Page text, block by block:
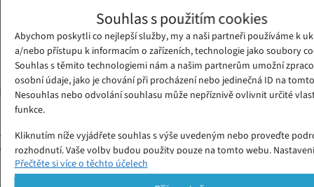
Souhlas s použitím cookies
Abychom poskytli co nejlepší služby, my a naši partneři používáme k
a/nebo přístupu k informacím o zařízeních, technologie jako soubory
Souhlas s těmito technologiemi nám a našim partnerům umožní
osobní údaje, jako je chování při procházení nebo jedinečná ID na
Nesouhlas nebo odvolání souhlasu může nepříznivě ovlivnit určité
funkce.
Kliknutím níže vyjádřete souhlas s výše uvedeným nebo proveďte
rozhodnutí. Vaše volby budou použity pouze na tomto webu.
kdykoli změnit, včetně odvolání souhlasu, pomocí přepínačů v
cookies nebo kliknutím na tlačítko Spravovat souhlas ve spodní části
Přečtěte si více o těchto účelech
daný
v
z
Nová sluchátka Sony IER-M500 ovládnou
hudební pódia!
Pátek 31. 07. 2026 Ivana
Zažijte absolutní zvukovou izolaci! Sluchátka Sony IER-M500
ovládnou hudební pódia a dají vám precizní monitoring, jaký
jste ještě neslyšeli.